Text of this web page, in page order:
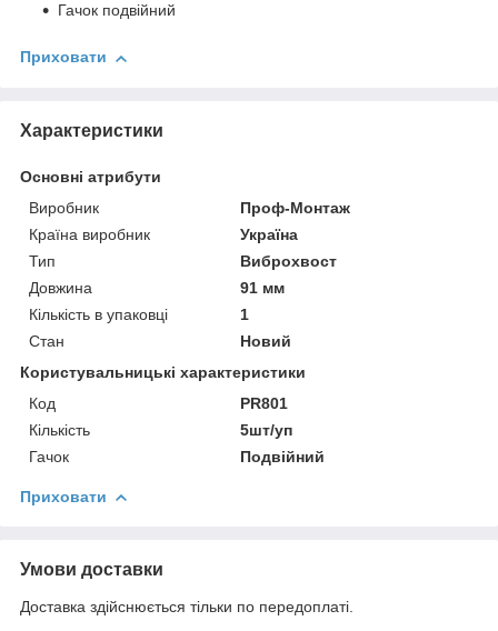
Гачок подвійний
Приховати
Характеристики
Основні атрибути
Виробник
Проф-Монтаж
Країна виробник
Україна
Тип
Виброхвост
Довжина
91 мм
Кількість в упаковці
1
Стан
Новий
Користувальницькі характеристики
Код
PR801
Кількість
5шт/уп
Гачок
Подвійний
Приховати
Умови доставки
Доставка здійснюється тільки по передоплаті.